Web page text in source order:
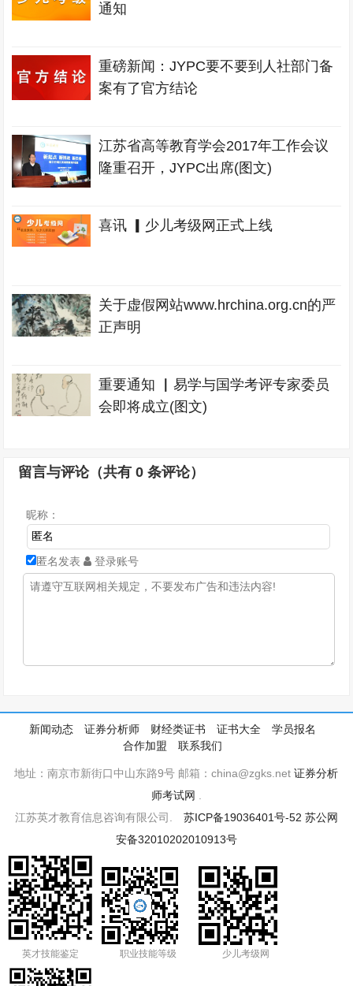
通知
重磅新闻：JYPC要不要到人社部门备
案有了官方结论
江苏省高等教育学会2017年工作会议
隆重召开，JYPC出席(图文)
喜讯 ▎少儿考级网正式上线
关于虚假网站www.hrchina.org.cn的严
正声明
重要通知 ▏易学与国学考评专家委员
会即将成立(图文)
留言与评论（共有0 条评论）
昵称：
匿名发表 登录账号
新闻动态 证券分析师 财经类证书 证书大全
学员报名
合作加盟
联系我们
地址：南京市新街口中山东路9号 邮箱：china@zgks.net证券分析
师考试网 .
江苏英才教育信息咨询有限公司. 苏ICP备19036401号-52 苏公网
安备32010202010913号
英才技能鉴定 职业技能等级 少儿考级网